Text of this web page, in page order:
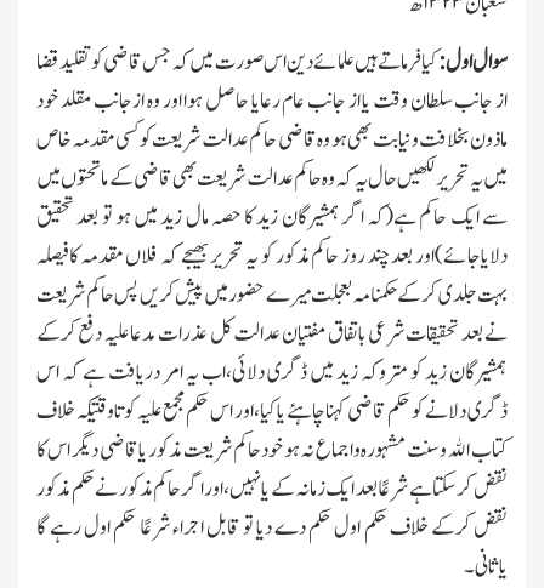
سوال اول:کیافرماتے ہیں علمائے دین اس صورت میں کہ جس قاضی کو تقلید قضا
از جانب سلطان وقت یا از جانب عام رعایا حاصل ہوا اور وہ ازجانب مقلد خود
ماذون بخلافت ونیابت بھی ہو وہ قاضی حاکم عدالت شریعت کو کسی مقدمہ خاص
میں یہ تحریر لکھیں حال یہ کہ وہ حاکم عدالت شریعت بھی قاضی کے ماتحتوں میں
سے ایك حاکم ہے(کہ اگر ہمشیرگان زید کا حصہ مال زید میں ہو تو بعد تحقیق
دلایاجائے)اور بعد چند روز حاکم مذکور کو یہ تحریر بھیجے کہ فلاں مقدمہ کافیصلہ
بہت جلدی کرکے حکمنامہ بعجلت میرے حضور میں پیش کریں پس حاکم شریعت
نے بعد تحقیقات شرعی باتفاق مفتیان عدالت کل عذرات مدعا علیہ دفع کرکے
ہمشیرگان زید کو متروکہ زید میں ڈگری دلائی،اب یہ امر دریافت ہے کہ اس
ڈگری دلانے کو حکم قاضی کہنا چاہئے یا کیا،اور اس حکم مجمع علیہ کو تاوقتیکہ خلاف
کتاب اﷲ وسنت مشہورہ واجماع نہ ہو خودحاکم شریعت مذکور یا قاضی دیگر اس کا
نقض کرسکتا ہے شرعًا بعد ایك زمانہ کے یانہیں،اور اگر حاکم مذکور نے حکم مذکور
نقض کرکے خلاف حکم اول حکم دے دیا تو قابل اجراء شرعًا حکم اول رہے گا
یاثانی۔